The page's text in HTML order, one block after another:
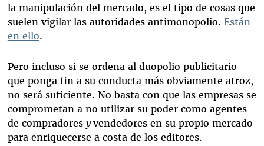
la manipulación del mercado, es el tipo de cosas que
suelen vigilar las autoridades antimonopolio. Están
en ello.
Pero incluso si se ordena al duopolio publicitario
que ponga fin a su conducta más obviamente atroz,
no será suficiente. No basta con que las empresas se
comprometan a no utilizar su poder como agentes
de compradores y vendedores en su propio mercado
para enriquecerse a costa de los editores.